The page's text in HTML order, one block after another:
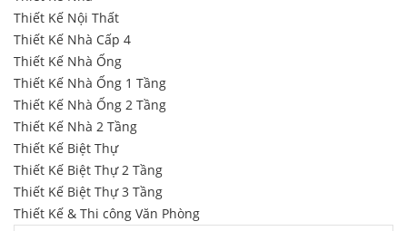
Thiết Kế Nội Thất
Thiết Kế Nhà Cấp 4
Thiết Kế Nhà Ống
Thiết Kế Nhà Ống 1 Tầng
Thiết Kế Nhà Ống 2 Tầng
Thiết Kế Nhà 2 Tầng
Thiết Kế Biệt Thự
Thiết Kế Biệt Thự 2 Tầng
Thiết Kế Biệt Thự 3 Tầng
Thiết Kế & Thi công Văn Phòng